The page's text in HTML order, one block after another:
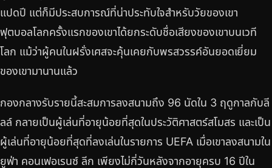
แปดปี แต่ก็มีประสบการณ์ที่น่าประทับใจสำหรับวัยของเขา
ฟุตบอลโลกครั้งแรกของเขาได้ยกระดับชื่อเสียงของเขาบนเวที
โลก แม้ว่าผู้คนในฝรั่งเศสจะคุ้นเคยกับพรสวรรค์อันยอดเยี่ยม
ของเขามานานแล้ว
กองกลางรับรายนี้สะสมการลงสนามถึง 96 นัดใน 3 ฤดูกาลกับลี
ลล์ กลายเป็นผู้เล่นที่อายุน้อยที่สุดในประวัติศาสตร์สโมสร และเป็น
ผู้เล่นที่อายุน้อยที่สุดที่ลงเล่นในรายการ UEFA เมื่อเขาลงสนามใน
ยูฟ่า คอนเฟอเรนซ์ ลีก เพียงไม่กี่วันหลังจากอายุครบ 16 ปีใน